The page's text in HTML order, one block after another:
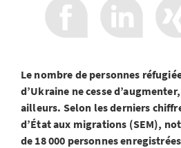
Le nombre de personnes
d’Ukraine ne cesse
ailleurs. Selon les derniers
d’État aux migrations (SEM),
de 18 000 personnes